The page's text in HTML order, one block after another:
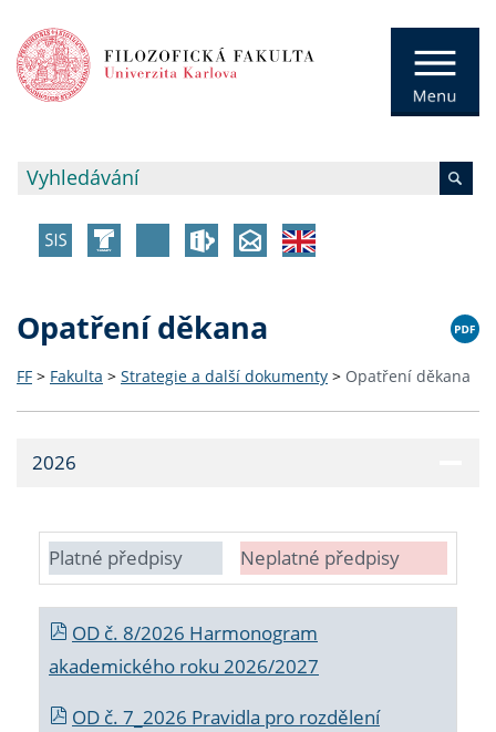
Opatření děkana
FF > Fakulta > Strategie a další dokumenty > Opatření děkana
2026
Platné předpisy Neplatné předpisy
OD č. 8/2026 Harmonogram
akademického roku 2026/2027
OD č. 7_2026 Pravidla pro rozdělení